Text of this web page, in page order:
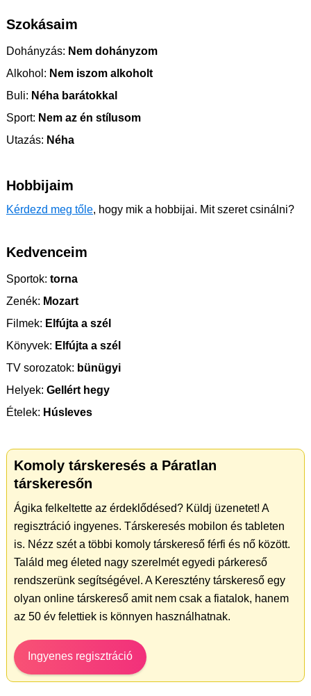
Szokásaim
Dohányzás: Nem dohányzom
Alkohol: Nem iszom alkoholt
Buli: Néha barátokkal
Sport: Nem az én stílusom
Utazás: Néha
Hobbijaim
Kérdezd meg tőle, hogy mik a hobbijai. Mit szeret csinálni?
Kedvenceim
Sportok: torna
Zenék: Mozart
Filmek: Elfújta a szél
Könyvek: Elfújta a szél
TV sorozatok: bünügyi
Helyek: Gellért hegy
Ételek: Húsleves
Komoly társkeresés a Páratlan
társkeresőn
Ágika felkeltette az érdeklődésed? Küldj üzenetet! A
regisztráció ingyenes. Társkeresés mobilon és tableten
is. Nézz szét a többi komoly társkereső férfi és nő között.
Találd meg életed nagy szerelmét egyedi párkereső
rendszerünk segítségével. A Keresztény társkereső egy
olyan online társkereső amit nem csak a fiatalok, hanem
az 50 év felettiek is könnyen használhatnak.
Ingyenes regisztráció